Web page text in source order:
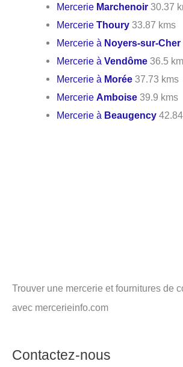
Mercerie Marchenoir 30.37
MercerieThoury 33.87 kms
Mercerie à Noyers-sur-Cher
Mercerie àVendôme 36.5
Mercerie à Morée 37.73 kms
MercerieAmboise 39.9 kms
Mercerie à Beaugency
Trouver une mercerie et fournitures de
avec mercerieinfo.com
Contactez-nous